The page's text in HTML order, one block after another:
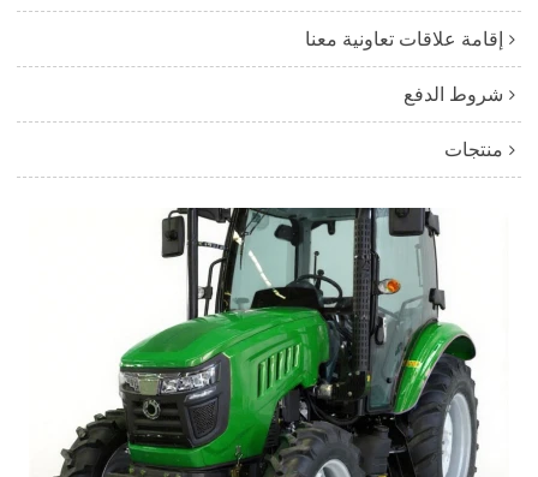
إقامة علاقات تعاونية معنا
شروط الدفع
منتجات